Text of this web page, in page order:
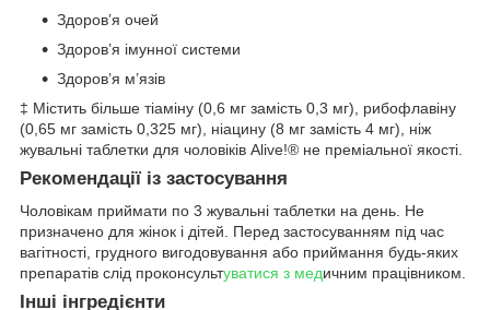
Здоров’я очей
Здоров’я імунної системи
Здоров’я м’язів
‡ Містить більше тіаміну (0,6 мг замість 0,3 мг), рибофлавіну
(0,65 мг замість 0,325 мг), ніацину (8 мг замість 4 мг), ніж
жувальні таблетки для чоловіків Alive!® не преміальної якості.
Рекомендації із застосування
Чоловікам приймати по 3 жувальні таблетки на день. Не
призначено для жінок і дітей. Перед застосуванням під час
вагітності, грудного вигодовування або приймання будь-яких
препаратів слід проконсультуватися з медичним працівником.
Інші інгредієнти